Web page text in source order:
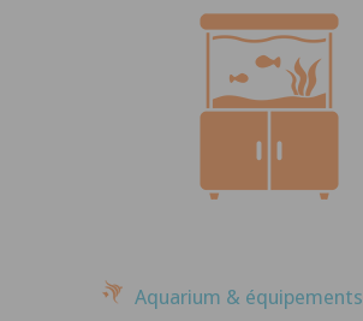
Aquarium & équipements